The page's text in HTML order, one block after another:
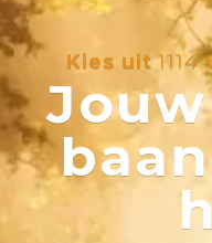
Kies uit1114